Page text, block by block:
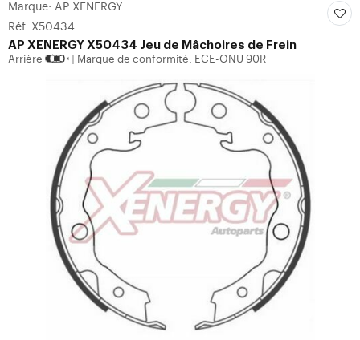
Marque: AP XENERGY
Réf. X50434
AP XENERGY X50434 Jeu de Mâchoires de Frein
Arrière Marque de conformité: ECE-ONU 90R